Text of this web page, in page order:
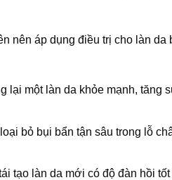
nên áp dụng điều trị cho làn da
lại một làn da khỏe mạnh, tăng
bỏ bụi bẩn tận sâu trong lỗ
tạo làn da mới có độ đàn hồi